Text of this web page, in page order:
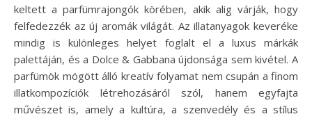
keltett a parfümrajongók körében, akik alig várják, hogy
felfedezzék az új aromák világát. Az illatanyagok keveréke
mindig is különleges helyet foglalt el a luxus márkák
palettáján, és a Dolce & Gabbana újdonsága sem kivétel. A
parfümök mögött álló kreatív folyamat nem csupán a finom
illatkompozíciók létrehozásáról szól, hanem egyfajta
művészet is, amely a kultúra, a szenvedély és a stílus